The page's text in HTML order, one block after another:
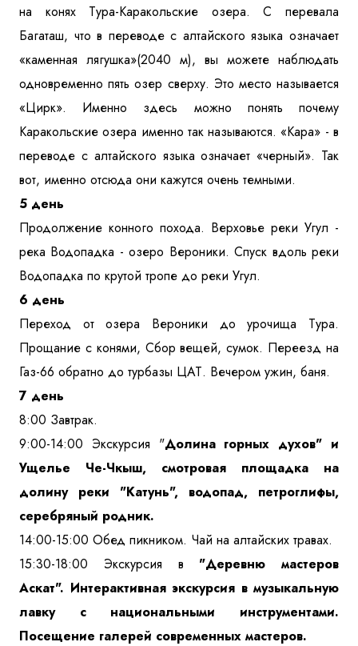
на конях Тура-Каракольские озера. С перевала
Багаташ, что в переводе с алтайского языка означает
«каменная лягушка»(2040 м), вы можете наблюдать
одновременно пять озер сверху. Это место называется
«Цирк». Именно здесь можно понять почему
Каракольские озера именно так называются. «Кара» - в
переводе с алтайского языка означает «черный». Так
вот, именно отсюда они кажутся очень темными.
5 день
Продолжение конного похода. Верховье реки Угул -
река Водопадка - озеро Вероники. Спуск вдоль реки
Водопадка по крутой тропе до реки Угул.
6 день
Переход от озера Вероники до урочища Тура.
Прощание с конями, Сбор вещей, сумок. Переезд на
Газ-66 обратно до турбазы ЦАТ. Вечером ужин, баня.
7 день
8:00 Завтрак.
9:00-14:00 Экскурсия "Долина горных духов" и
Ущелье Че-Чкыш, смотровая площадка на
долину реки "Катунь", водопад, петроглифы,
серебряный родник.
14:00-15:00 Обед пикником. Чай на алтайских травах.
15:30-18:00 Экскурсия в "Деревню мастеров
Аскат". Интерактивная экскурсия в музыкальную
лавку с национальными инструментами.
Посещение галерей современных мастеров.